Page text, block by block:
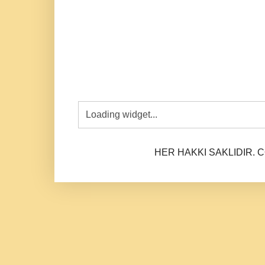
HER HAKKI SAKLIDIR.